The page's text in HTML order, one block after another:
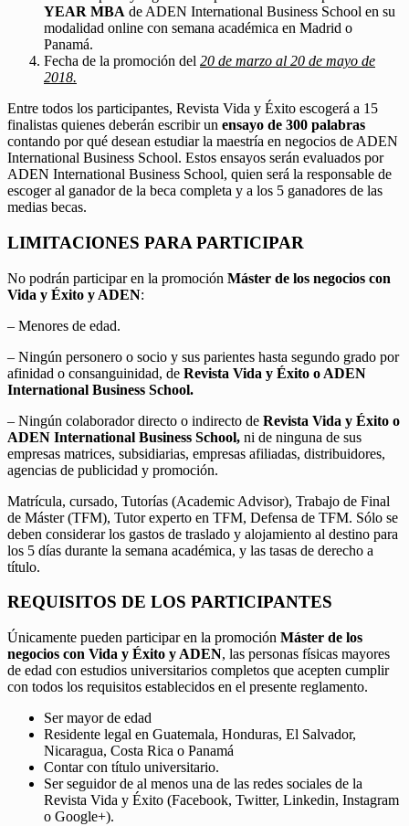
YEAR MBA de ADEN International Business School en su
modalidad online con semana académica en Madrid o
Panamá.
Fecha de la promoción del 20 de marzo al 20 de mayo de
2018.
Entre todos los participantes, Revista Vida y Éxito escogerá a 15
finalistas quienes deberán escribir un ensayo de 300 palabras
contando por qué desean estudiar la maestría en negocios de ADEN
International Business School. Estos ensayos serán evaluados por
ADEN International Business School, quien será la responsable de
escoger al ganador de la beca completa y a los 5 ganadores de las
medias becas.
LIMITACIONES PARA PARTICIPAR
No podrán participar en la promoción Máster de los negocios con
Vida y Éxito y ADEN:
– Menores de edad.
– Ningún personero o socio y sus parientes hasta segundo grado por
afinidad o consanguinidad, de Revista Vida y Éxito o ADEN
International Business School.
– Ningún colaborador directo o indirecto de Revista Vida y Éxito o
ADEN International Business School, ni de ninguna de sus
empresas matrices, subsidiarias, empresas afiliadas, distribuidores,
agencias de publicidad y promoción.
Matrícula, cursado, Tutorías (Academic Advisor), Trabajo de Final
de Máster (TFM), Tutor experto en TFM, Defensa de TFM. Sólo se
deben considerar los gastos de traslado y alojamiento al destino para
los 5 días durante la semana académica, y las tasas de derecho a
título.
REQUISITOS DE LOS PARTICIPANTES
Únicamente pueden participar en la promoción Máster de los
negocios con Vida y Éxito y ADEN, las personas físicas mayores
de edad con estudios universitarios completos que acepten cumplir
con todos los requisitos establecidos en el presente reglamento.
Ser mayor de edad
Residente legal en Guatemala, Honduras, El Salvador,
Nicaragua, Costa Rica o Panamá
Contar con título universitario.
Ser seguidor de al menos una de las redes sociales de la
Revista Vida y Éxito (Facebook, Twitter, Linkedin, Instagram
o Google+).